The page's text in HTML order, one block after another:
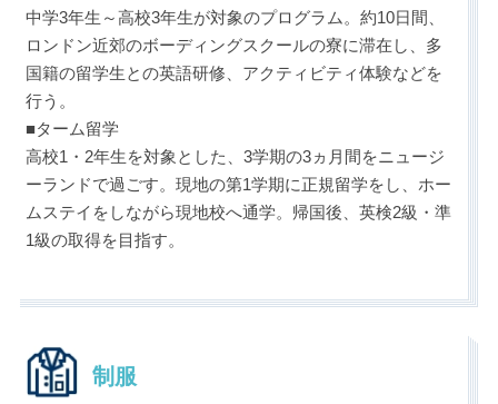
中学3年生～高校3年生が対象のプログラム。約10日間、
ロンドン近郊のボーディングスクールの寮に滞在し、多
国籍の留学生との英語研修、アクティビティ体験などを
行う。
■ターム留学
高校1・2年生を対象とした、3学期の3ヵ月間をニュージ
ーランドで過ごす。現地の第1学期に正規留学をし、ホー
ムステイをしながら現地校へ通学。帰国後、英検2級・準
1級の取得を目指す。
制服